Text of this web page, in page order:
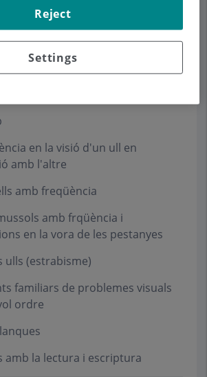
amb frequüència o tanca sempre
els ulls per veure
en la visió d'un ull en
amb l'altre
amb freqüència
amb frqüència i
en la vora de les pestanyes
ulls (estrabisme)
familiars de problemes visuals
ordre
amb la lectura i escriptura
Settings
Reject